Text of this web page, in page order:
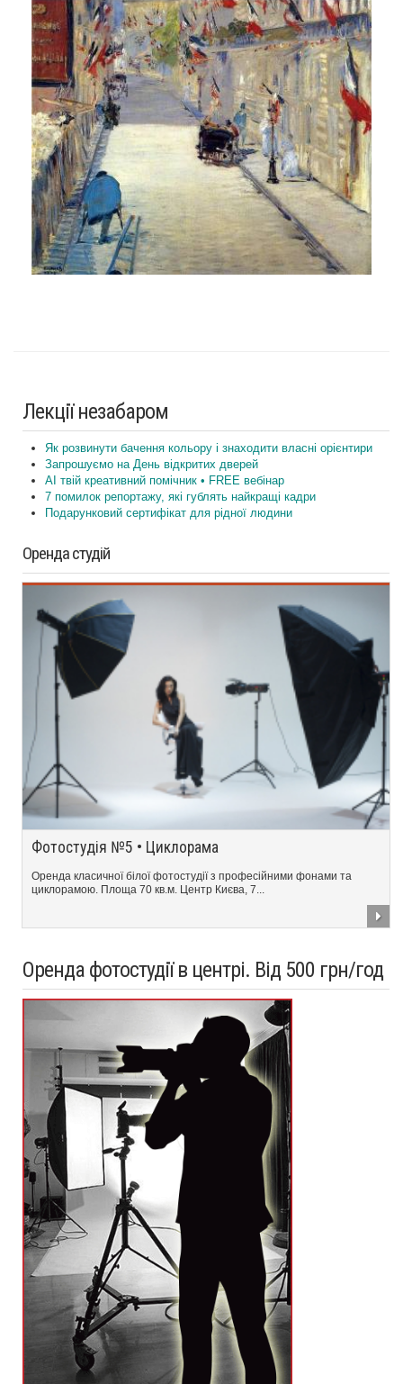
Лекції незабаром
Як розвинути бачення кольору і знаходити власні орієнтири
Запрошуємо на День відкритих дверей
AI твій креативний помічник • FREE вебінар
7 помилок репортажу, які гублять найкращі кадри
Подарунковий сертифікат для рідної людини
Оренда студій
Фотостудія №5 • Циклорама
Оренда класичної білої фотостудії з професійними фонами та
циклорамою. Площа 70 кв.м. Центр Києва, 7...
Оренда фотостудії в центрі. Від 500 грн/год